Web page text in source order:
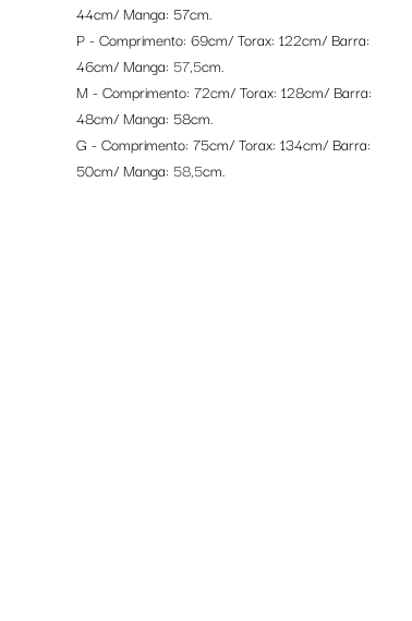
44cm/ Manga: 57cm.
P - Comprimento: 69cm/ Torax: 122cm/ Barra:
46cm/ Manga: 57,5cm.
M - Comprimento: 72cm/ Torax: 128cm/ Barra:
48cm/ Manga: 58cm.
G - Comprimento: 75cm/ Torax: 134cm/ Barra:
50cm/ Manga: 58,5cm.